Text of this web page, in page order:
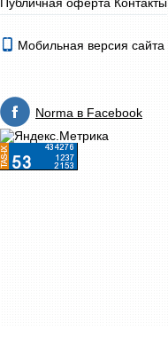
Мобильная версия сайта
Norma в Facebook